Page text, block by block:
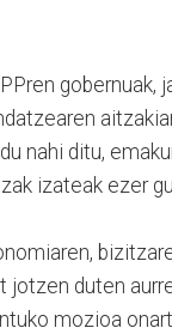
gobernuak,
nahi ditu,
izateak ezer
jotzen duten
mozioa